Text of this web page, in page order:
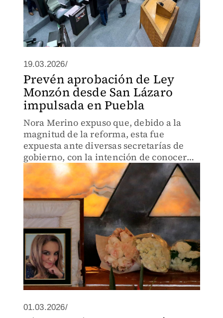
19.03.2026/
Prevén aprobación de Ley
Monzón desde San Lázaro
impulsada en Puebla
Nora Merino expuso que, debido a la
magnitud de la reforma, esta fue
expuesta ante diversas secretarías de
gobierno, con la intención de conocer
sus opiniones acerca del tema.
01.03.2026/